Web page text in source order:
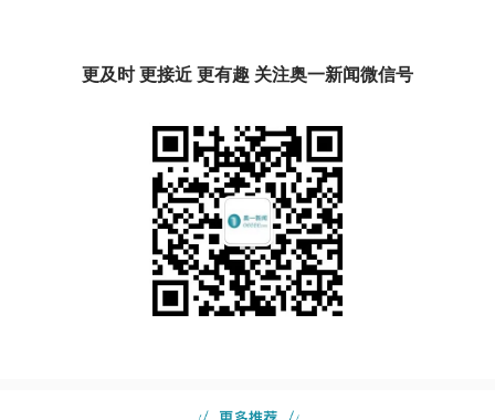
更及时 更接近 更有趣 关注奥一新闻微信号